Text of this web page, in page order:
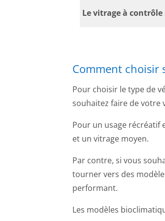
Le vitrage à
Comment choisir
Pour choisir le type de
souhaitez faire de votre
Pour un usage récréatif
et un vitrage moyen.
Par contre, si vous
tourner vers des
performant.
Les modèles